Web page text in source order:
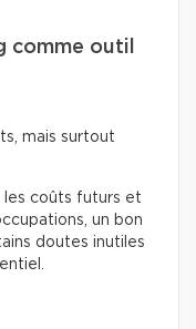
comme outil
mais surtout
les coûts futurs et
un bon
doutes inutiles